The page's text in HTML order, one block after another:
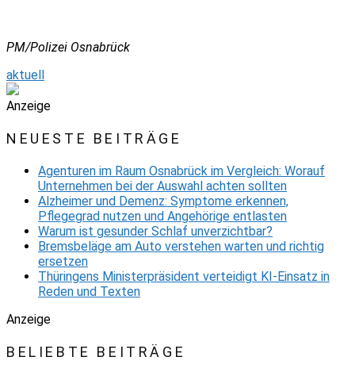
PM/Polizei Osnabrück
aktuell
Anzeige
NEUESTE BEITRÄGE
Agenturen im Raum Osnabrück im Vergleich: Worauf
Unternehmen bei der Auswahl achten sollten
Alzheimer und Demenz: Symptome erkennen,
Pflegegrad nutzen und Angehörige entlasten
Warum ist gesunder Schlaf unverzichtbar?
Bremsbeläge am Auto verstehen warten und richtig
ersetzen
Thüringens Ministerpräsident verteidigt KI-Einsatz in
Reden und Texten
Anzeige
BELIEBTE BEITRÄGE